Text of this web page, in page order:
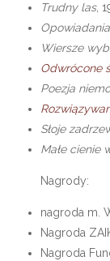
Trudny las,
Wiersze
Odwrócone
Poezja
Słoje
Małe cienie
Nagrody:
nagroda m.
Nagroda
Nagroda